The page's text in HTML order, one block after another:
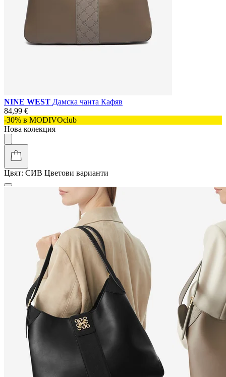
NINE WEST Дамска чанта Кафяв
84,99 €
-30% в MODIVOclub
Нова колекция
Цвят: СИВ Цветови варианти